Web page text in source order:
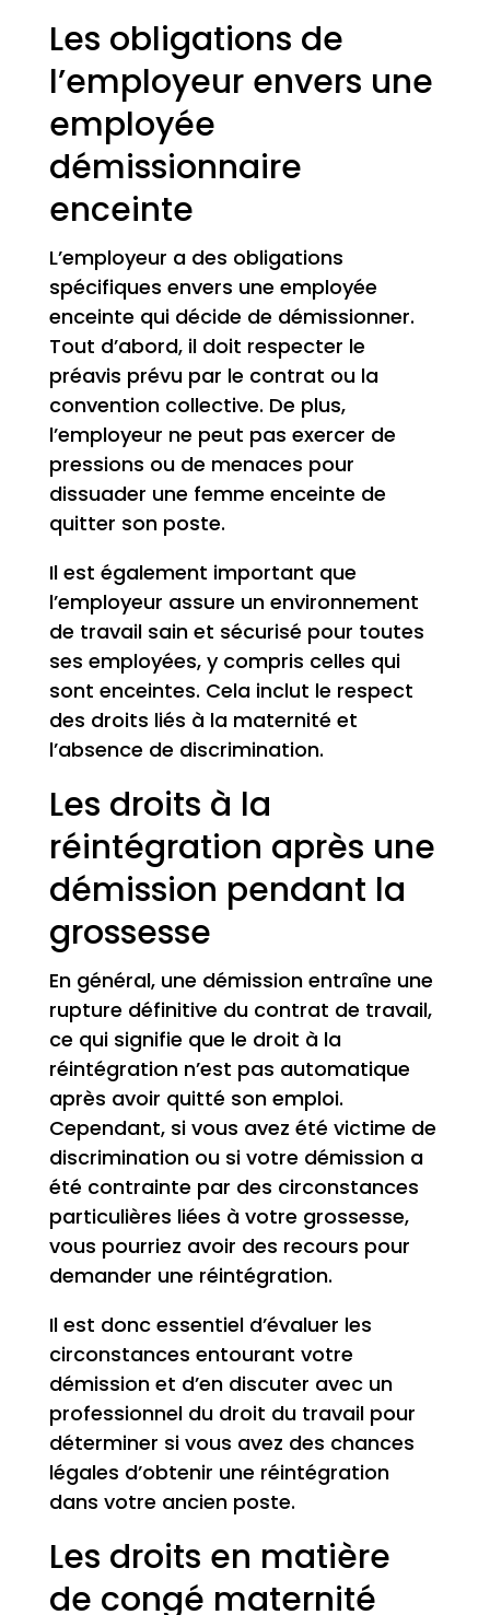
Les obligations de
l’employeur envers une
employée
démissionnaire
enceinte
L’employeur a des obligations
spécifiques envers une employée
enceinte qui décide de démissionner.
Tout d’abord, il doit respecter le
préavis prévu par le contrat ou la
convention collective. De plus,
l’employeur ne peut pas exercer de
pressions ou de menaces pour
dissuader une femme enceinte de
quitter son poste.
Il est également important que
l’employeur assure un environnement
de travail sain et sécurisé pour toutes
ses employées, y compris celles qui
sont enceintes. Cela inclut le respect
des droits liés à la maternité et
l’absence de discrimination.
Les droits à la
réintégration après une
démission pendant la
grossesse
En général, une démission entraîne une
rupture définitive du contrat de travail,
ce qui signifie que le droit à la
réintégration n’est pas automatique
après avoir quitté son emploi.
Cependant, si vous avez été victime de
discrimination ou si votre démission a
été contrainte par des circonstances
particulières liées à votre grossesse,
vous pourriez avoir des recours pour
demander une réintégration.
Il est donc essentiel d’évaluer les
circonstances entourant votre
démission et d’en discuter avec un
professionnel du droit du travail pour
déterminer si vous avez des chances
légales d’obtenir une réintégration
dans votre ancien poste.
Les droits en matière
de congé maternité